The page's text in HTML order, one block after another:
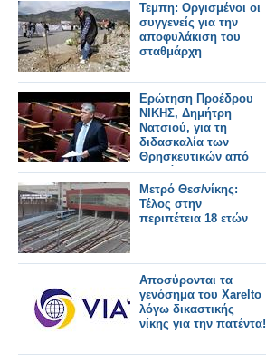
Τεμπη: Οργισμένοι οι
συγγενείς για την
αποφυλάκιση του
σταθμάρχη
Ερώτηση Προέδρου
ΝΙΚΗΣ, Δημήτρη
Νατσιού, για τη
διδασκαλία των
Θρησκευτικών από
δασκάλους – Η
Απάντηση της
Υφυπουργού Παιδείας
Μετρό Θεσ/νίκης:
Τέλος στην
περιπέτεια 18 ετών
Αποσύρονται τα
γενόσημα του Xarelto
λόγω δικαστικής
νίκης για την πατέντα!